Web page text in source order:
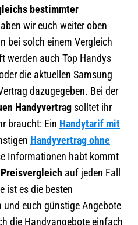
bestimmter
wir euch weiter oben
bei solch einem Vergleich
werden auch Top Handys
die aktuellen Samsung
dazugegeben. Bei der
Handyvertrag solltet ihr
braucht: Ein Handytarif mit
Handyvertrag ohne
Informationen habt kommt
auf jeden Fall
ist es die besten
euch günstige Angebote
die Handyangebote einfach